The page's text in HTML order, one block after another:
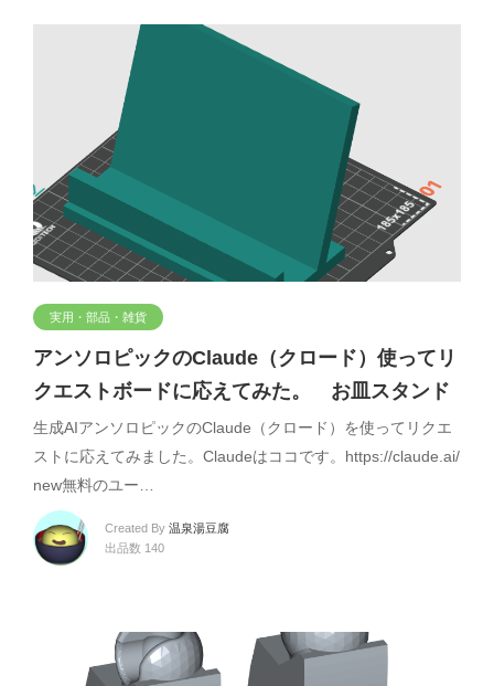
実用・部品・雑貨
アンソロピックのClaude（クロード）使ってリ
クエストボードに応えてみた。 お皿スタンド
生成AIアンソロピックのClaude（クロード）を使ってリクエ
ストに応えてみました。Claudeはココです。https://claude.ai/
new無料のユー…
Created By 温泉湯豆腐
出品数 140